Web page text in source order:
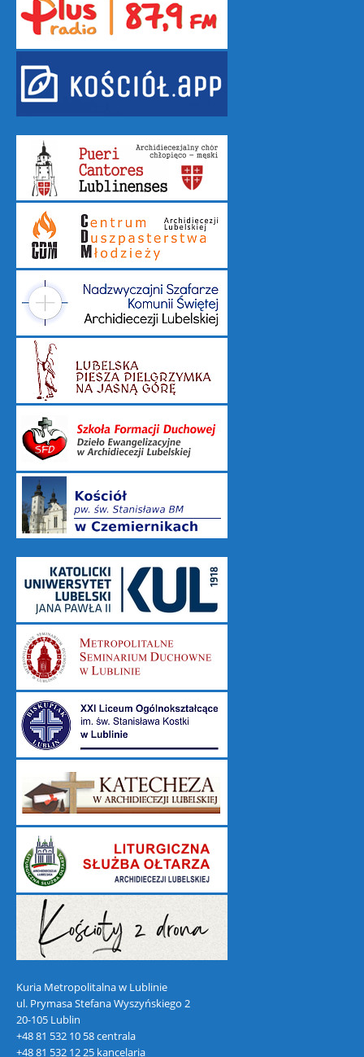
Kuria Metropolitalna w Lublinie
ul. Prymasa Stefana Wyszyńskiego 2
20-105 Lublin
+48 81 532 10 58 centrala
+48 81 532 12 25 kancelaria